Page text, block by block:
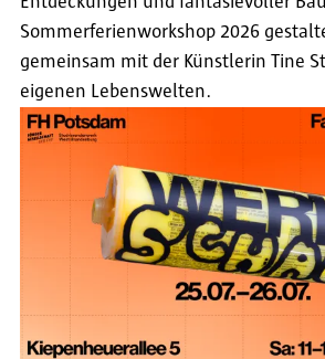
Sommerferienworkshop 2026
gemeinsam mit der Künstlerin Tine
eigenen Lebenswelten.